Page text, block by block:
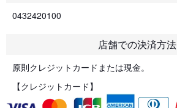
0432420100
店舗での決済方法
原則クレジットカードまたは現金。
【クレジットカード】